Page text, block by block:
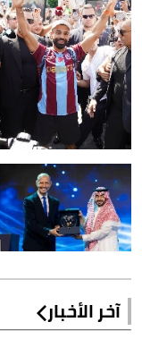
آخر الأخبار